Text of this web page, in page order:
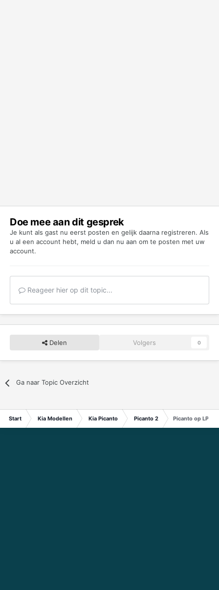
Doe mee aan dit gesprek
Je kunt als gast nu eerst posten en gelijk daarna registreren. Als
u al een account hebt, meld u dan nu aan om te posten met uw
account.
Reageer hier op dit topic...
Delen Volgers 0
Ga naar Topic Overzicht
Start Kia Modellen Kia Picanto Picanto 2 Picanto op LPG